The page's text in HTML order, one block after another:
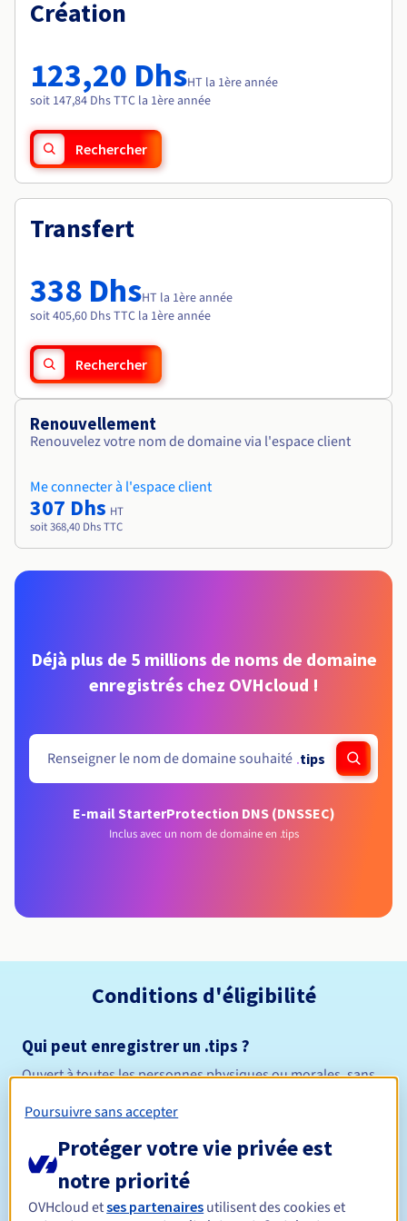
Tarifs
Roadmap & Changelog
Roadmap & Changelog
Création
123,20 DhsHT la 1ère année
soit 147,84 Dhs TTC la 1ère année
Rechercher
Transfert
338 DhsHT la 1ère année
soit 405,60 Dhs TTC la 1ère année
Rechercher
Renouvellement
Renouvelez votre nom de domaine via l'espace client
Me connecter à l'espace client
307 Dhs HT
soit 368,40 Dhs TTC
Déjà plus de 5 millions de noms de domaine
enregistrés chez OVHcloud !
.tips
E-mail StarterProtection DNS (DNSSEC)
Inclus avec un nom de domaine en .tips
Conditions d'éligibilité
Qui peut enregistrer un .tips ?
Ouvert à toutes les personnes physiques ou morales, sans
Durée de réservation
Poursuivre sans accepter
Protéger votre vie privée est
notre priorité
OVHcloud etses partenaires utilisent des cookies et